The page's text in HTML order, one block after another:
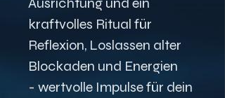
kraftvolles Ritual für
Reflexion, Loslassen alter
Blockaden und Energien
- wertvolle Impulse für dein